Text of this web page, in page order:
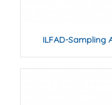
ILFAD-Sampling